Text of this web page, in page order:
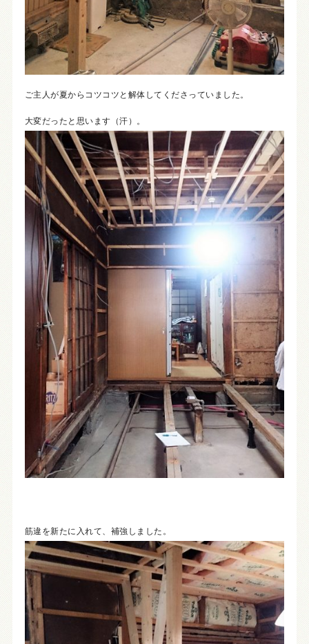
ご主人が夏からコツコツと解体してくださっていました。
大変だったと思います（汗）。
筋違を新たに入れて、補強しました。